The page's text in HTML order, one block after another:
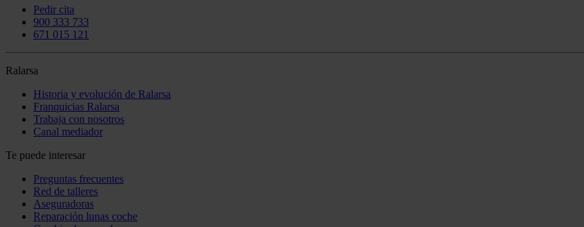
Pedir cita
900 333 733
671 015 121
Ralarsa
Historia y evolución de Ralarsa
Franquicias Ralarsa
Trabaja con nosotros
Canal mediador
Te puede interesar
Preguntas frecuentes
Red de talleres
Aseguradoras
Reparación lunas coche